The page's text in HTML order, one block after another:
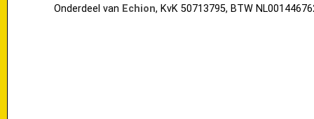
Onderdeel van Echion, KvK 50713795, BTW